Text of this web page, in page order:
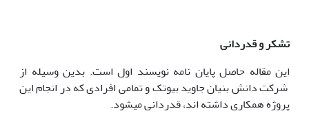
تشکر و قدردانی
این مقاله حاصل پایان نامه نویسند اول است. بدین‏ وسیله از
شرکت دانش بنیان جاوید بیوتک و تمامی افرادی که در انجام این
پروژه همکاری داشته اند، قدردانی می‏‫شود.